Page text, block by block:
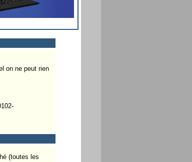
on ne peut rien
(toutes les